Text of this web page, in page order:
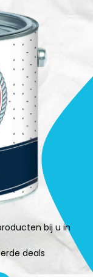
bij u in
deals